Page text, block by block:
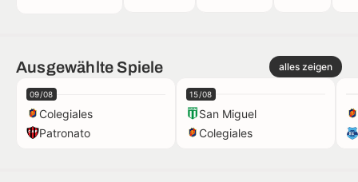
Ausgewählte Spiele alles zeigen
09/08
Colegiales
Patronato
15/08
San Miguel
Colegiales